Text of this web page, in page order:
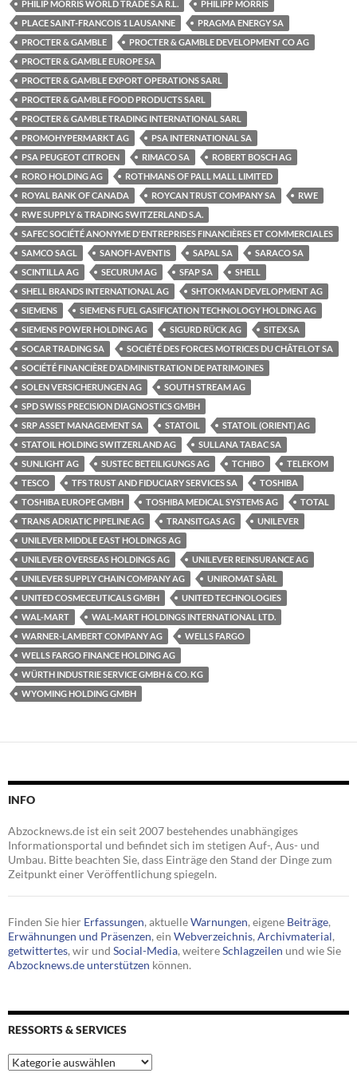
PHILIP MORRIS WORLD TRADE S.À R.L.
PHILIPP MORRIS
PLACE SAINT-FRANCOIS 1 LAUSANNE
PRAGMA ENERGY SA
PROCTER & GAMBLE
PROCTER & GAMBLE DEVELOPMENT CO AG
PROCTER & GAMBLE EUROPE SA
PROCTER & GAMBLE EXPORT OPERATIONS SARL
PROCTER & GAMBLE FOOD PRODUCTS SARL
PROCTER & GAMBLE TRADING INTERNATIONAL SARL
PROMOHYPERMARKT AG
PSA INTERNATIONAL SA
PSA PEUGEOT CITROEN
RIMACO SA
ROBERT BOSCH AG
RORO HOLDING AG
ROTHMANS OF PALL MALL LIMITED
ROYAL BANK OF CANADA
ROYCAN TRUST COMPANY SA
RWE
RWE SUPPLY & TRADING SWITZERLAND S.A.
SAFEC SOCIÉTÉ ANONYME D'ENTREPRISES FINANCIÈRES ET COMMERCIALES
SAMCO SAGL
SANOFI-AVENTIS SAPAL SA
SARACO SA
SCINTILLA AG
SECURUM AG SFAP SA
SHELL
SHELL BRANDS INTERNATIONAL AG
SHTOKMAN DEVELOPMENT AG
SIEMENS
SIEMENS FUEL GASIFICATION TECHNOLOGY HOLDING AG
SIEMENS POWER HOLDING AG
SIGURD RÜCK AG
SITEX SA
SOCAR TRADING SA
SOCIÉTÉ DES FORCES MOTRICES DU CHÂTELOT SA
SOCIÉTÉ FINANCIÈRE D'ADMINISTRATION DE PATRIMOINES
SOLEN VERSICHERUNGEN AG
SOUTH STREAM AG
SPD SWISS PRECISION DIAGNOSTICS GMBH
SRP ASSET MANAGEMENT SA
STATOIL
STATOIL (ORIENT) AG
STATOIL HOLDING SWITZERLAND AG
SULLANA TABAC SA
SUNLIGHT AG
SUSTEC BETEILIGUNGS AG TCHIBO
TELEKOM
TESCO
TFS TRUST AND FIDUCIARY SERVICES SA
TOSHIBA
TOSHIBA EUROPE GMBH
TOSHIBA MEDICAL SYSTEMS AG
TOTAL
TRANS ADRIATIC PIPELINE AG
TRANSITGAS AG
UNILEVER
UNILEVER MIDDLE EAST HOLDINGS AG
UNILEVER OVERSEAS HOLDINGS AG
UNILEVER REINSURANCE AG
UNILEVER SUPPLY CHAIN COMPANY AG
UNIROMAT SÀRL
UNITED COSMECEUTICALS GMBH
UNITED TECHNOLOGIES
WAL-MART
WAL-MART HOLDINGS INTERNATIONAL LTD.
WARNER-LAMBERT COMPANY AG
WELLS FARGO
WELLS FARGO FINANCE HOLDING AG
WÜRTH INDUSTRIE SERVICE GMBH & CO. KG
WYOMING HOLDING GMBH
INFO
Abzocknews.de ist ein seit 2007 bestehendes unabhängiges
Informationsportal und befindet sich im stetigen Auf-, Aus- und
Umbau. Bitte beachten Sie, dass Einträge den Stand der Dinge zum
Zeitpunkt einer Veröffentlichung spiegeln.
Finden Sie hier Erfassungen, aktuelleWarnungen, eigene Beiträge,
Erwähnungen und Präsenzen, ein Webverzeichnis, Archivmaterial,
getwittertes, wir und Social-Media, weitereSchlagzeilen und wie Sie
Abzocknews.de unterstützen können.
RESSORTS & SERVICES
Ressorts